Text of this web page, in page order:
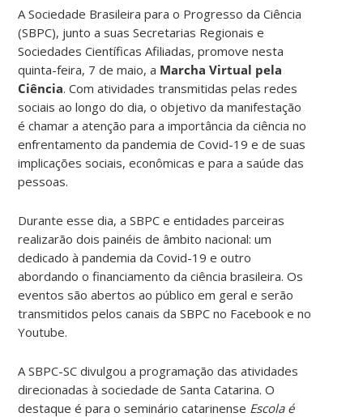
A Sociedade Brasileira para o Progresso da Ciência
(SBPC), junto a suas Secretarias Regionais e
Sociedades Científicas Afiliadas, promove nesta
quinta-feira, 7 de maio, a Marcha Virtual pela
Ciência. Com atividades transmitidas pelas redes
sociais ao longo do dia, o objetivo da manifestação
é chamar a atenção para a importância da ciência no
enfrentamento da pandemia de Covid-19 e de suas
implicações sociais, econômicas e para a saúde das
pessoas.
Durante esse dia, a SBPC e entidades parceiras
realizarão dois painéis de âmbito nacional: um
dedicado à pandemia da Covid-19 e outro
abordando o financiamento da ciência brasileira. Os
eventos são abertos ao público em geral e serão
transmitidos pelos canais da SBPC no Facebook e no
Youtube.
A SBPC-SC divulgou a programação das atividades
direcionadas à sociedade de Santa Catarina. O
destaque é para o seminário catarinense Escola é